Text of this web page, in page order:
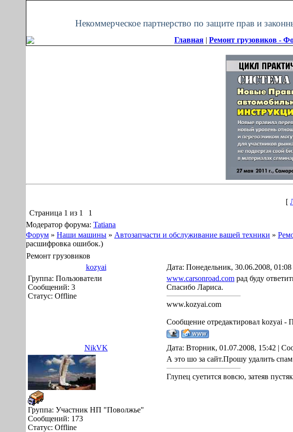
Некоммерческое партнерство по защите прав и
Главная | Ремонт грузовиков -
[
Страница 1 из 1
1
Модератор форума: Tatiana
Форум » Наши машины » Автозапчасти и обслуживание вашей техники »
расшифровка ошибок.)
Ремонт грузовиков
kozyai
Дата: Понедельник, 30.06.2008,
Группа: Пользователи
Сообщений: 3
Статус: Offline
www.carsonroad.com рад буду
Спасибо Лариса.
www.kozyai.com
Сообщение отредактировал kozyai -
NikVK Дата: Вторник, 01.07.2008, 15:42 |
Группа: Участник НП "Поволжье"
Сообщений: 173
Статус: Offline
А это шо за сайт.Прошу удалить спам
Глупец суетится вовсю, затеяв